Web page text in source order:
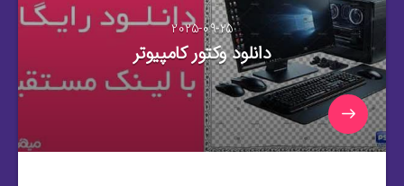
2025-09-25
دانلود وکتور کامپیوتر